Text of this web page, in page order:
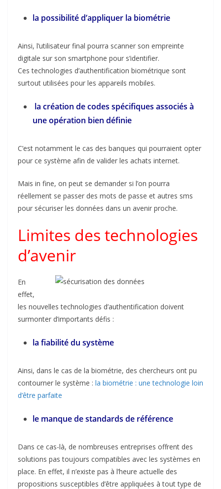
la possibilité d’appliquer la biométrie
Ainsi, l’utilisateur final pourra scanner son empreinte
digitale sur son smartphone pour s’identifier.
Ces technologies d’authentification biométrique sont
surtout utilisées pour les appareils mobiles.
la création de codes spécifiques associés à
une opération bien définie
C’est notamment le cas des banques qui pourraient opter
pour ce système afin de valider les achats internet.
Mais in fine, on peut se demander si l’on pourra
réellement se passer des mots de passe et autres sms
pour sécuriser les données dans un avenir proche.
Limites des technologies
d’avenir
En
effet,
les nouvelles technologies d’authentification doivent
surmonter d’importants défis :
la fiabilité du système
Ainsi, dans le cas de la biométrie, des chercheurs ont pu
contourner le système : la biométrie : une technologie loin
d’être parfaite
le manque de standards de référence
Dans ce cas-là, de nombreuses entreprises offrent des
solutions pas toujours compatibles avec les systèmes en
place. En effet, il n’existe pas à l’heure actuelle des
propositions susceptibles d’être appliquées à tout type de